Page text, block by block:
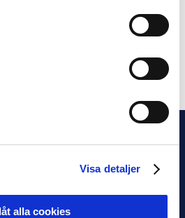
Visa detaljer
alla cookies
League)
Dela på Twitter